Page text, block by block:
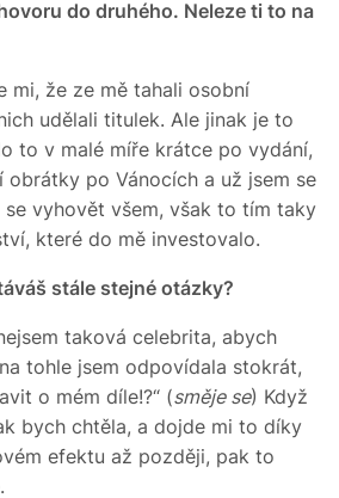
do druhého. Neleze ti to na
mi, že ze mě tahali osobní
udělali titulek. Ale jinak je to
to v malé míře krátce po vydání,
po Vánocích a už jsem se
se vyhovět všem, však to tím taky
které do mě investovalo.
stále stejné otázky?
taková celebrita, abych
tohle jsem odpovídala stokrát,
o mém díle!?“ (směje se) Když
bych chtěla, a dojde mi to díky
efektu až později, pak to